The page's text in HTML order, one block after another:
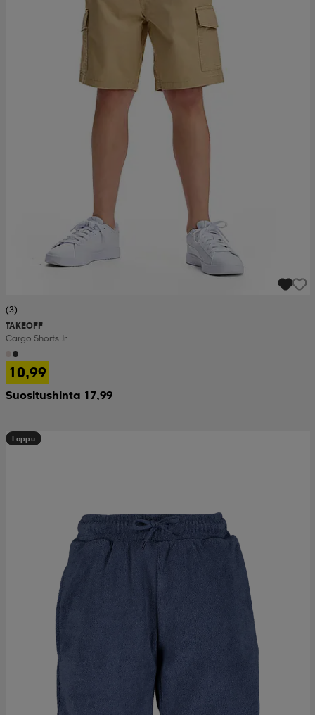
(3)
TAKEOFF
Cargo Shorts Jr
10,99
Suositushinta 17,99
Loppu